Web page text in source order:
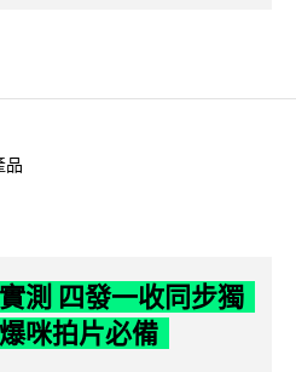
品
測 四發一收同步獨
咪拍片必備